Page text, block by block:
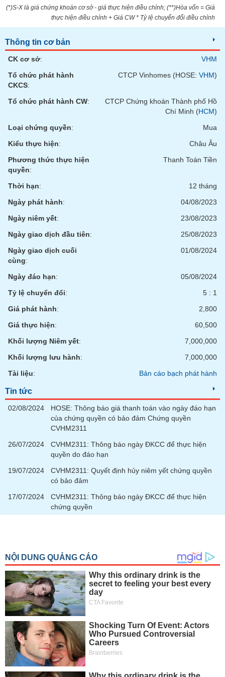
(*)S-X là giá chứng khoán cơ sở - giá thực hiện điều chỉnh; (**)Hòa vốn = Giá
thực hiện điều chỉnh + Giá CW * Tỷ lệ chuyển đổi điều chỉnh
Thông tin cơ bản
CK cơ sở:
VHM
Tổ chức phát hành
CKCS:
CTCP Vinhomes (HOSE: VHM)
Tổ chức phát hành CW:
CTCP Chứng khoán Thành phố Hồ
Chí Minh (HCM)
Loại chứng quyền:
Mua
Kiểu thực hiện:
Châu Âu
Phương thức thực hiện
quyền:
Thanh Toán Tiền
Thời hạn:
12 tháng
Ngày phát hành:
04/08/2023
Ngày niêm yết:
23/08/2023
Ngày giao dịch đầu tiên:
25/08/2023
Ngày giao dịch cuối
cùng:
01/08/2024
Ngày đáo hạn:
05/08/2024
Tỷ lệ chuyển đổi:
5 : 1
Giá phát hành:
2,800
Giá thực hiện:
60,500
Khối lượng Niêm yết:
7,000,000
Khối lượng lưu hành:
7,000,000
Tài liệu: Bản cáo bạch phát hành
Tin tức
02/08/2024
HOSE: Thông báo giá thanh toán vào ngày đáo hạn
của chứng quyền có bảo đảm Chứng quyền
CVHM2311
26/07/2024
CVHM2311: Thông báo ngày ĐKCC để thực hiện
quyền do đáo hạn
19/07/2024
CVHM2311: Quyết định hủy niêm yết chứng quyền
có bảo đảm
17/07/2024
CVHM2311: Thông báo ngày ĐKCC để thực hiện
chứng quyền
VỤ
TIỆN
ÍCH
ĐỘNG
SẢN
Mã
chứng
khoán
(-)
Lãnh
đạo
(-)
Tất cả Người nội bộ Cổ đông lớn
tức
viết
tác
giả
(-)
cáo
(-)
Dịch
vụ
(-)
Đào
tạo
Sách
tài